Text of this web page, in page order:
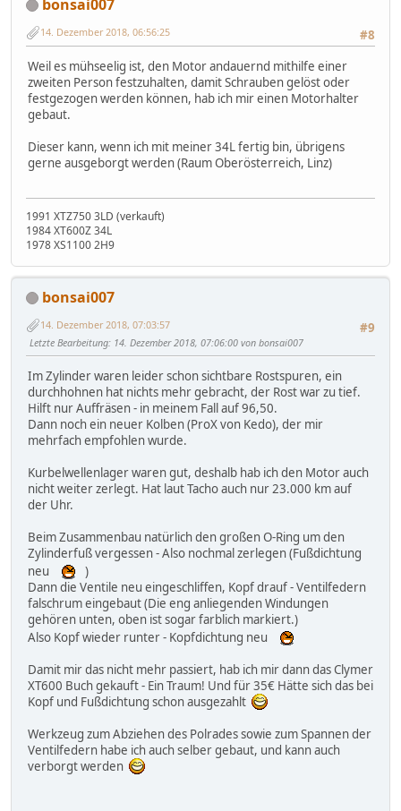
bonsai007
#8
14. Dezember 2018, 06:56:25
Weil es mühseelig ist, den Motor andauernd mithilfe einer
zweiten Person festzuhalten, damit Schrauben gelöst oder
festgezogen werden können, hab ich mir einen Motorhalter
gebaut.
Dieser kann, wenn ich mit meiner 34L fertig bin, übrigens
gerne ausgeborgt werden (Raum Oberösterreich, Linz)
1991 XTZ750 3LD (verkauft)
1984 XT600Z 34L
1978 XS1100 2H9
bonsai007
#9
14. Dezember 2018, 07:03:57
Letzte Bearbeitung: 14. Dezember 2018, 07:06:00 von bonsai007
Im Zylinder waren leider schon sichtbare Rostspuren, ein
durchhohnen hat nichts mehr gebracht, der Rost war zu tief.
Hilft nur Auffräsen - in meinem Fall auf 96,50.
Dann noch ein neuer Kolben (ProX von Kedo), der mir
mehrfach empfohlen wurde.
Kurbelwellenlager waren gut, deshalb hab ich den Motor auch
nicht weiter zerlegt. Hat laut Tacho auch nur 23.000 km auf
der Uhr.
Beim Zusammenbau natürlich den großen O-Ring um den
Zylinderfuß vergessen - Also nochmal zerlegen (Fußdichtung
neu
)
Dann die Ventile neu eingeschliffen, Kopf drauf - Ventilfedern
falschrum eingebaut (Die eng anliegenden Windungen
gehören unten, oben ist sogar farblich markiert.)
Also Kopf wieder runter - Kopfdichtung neu
Damit mir das nicht mehr passiert, hab ich mir dann das Clymer
XT600 Buch gekauft - Ein Traum! Und für 35€ Hätte sich das bei
Kopf und Fußdichtung schon ausgezahlt
Werkzeug zum Abziehen des Polrades sowie zum Spannen der
Ventilfedern habe ich auch selber gebaut, und kann auch
verborgt werden